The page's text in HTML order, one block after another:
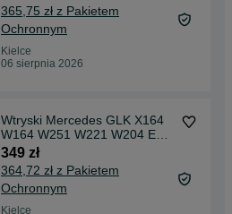
365,75 zł z Pakietem
Ochronnym
Kielce
06 sierpnia 2026
Wtryski Mercedes GLK X164
W164 W251 W221 W204 E
W211 280 CDI 320 CDI
349 zł
364,72 zł z Pakietem
Ochronnym
Kielce